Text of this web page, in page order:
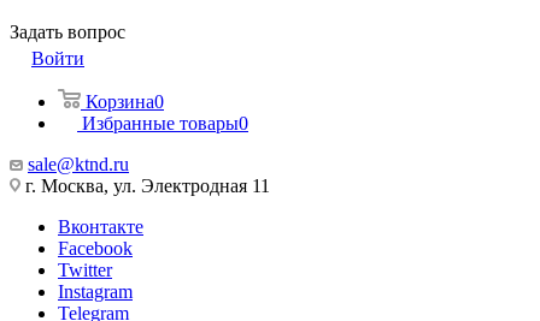
Задать вопрос
Войти
Корзина0
Избранные товары0
sale@ktnd.ru
г. Москва, ул. Электродная 11
Вконтакте
Facebook
Twitter
Instagram
Telegram